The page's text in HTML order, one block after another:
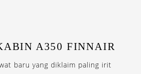
A350 FINNAIR
baru yang diklaim paling irit